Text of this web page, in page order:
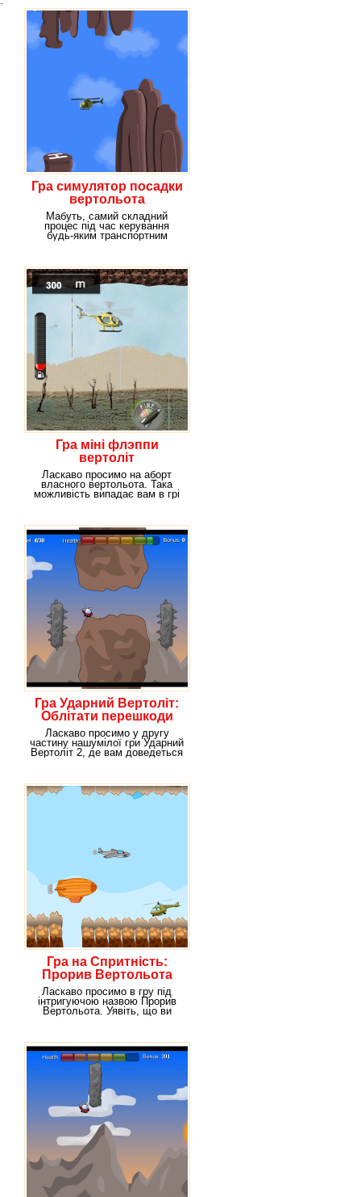
Гра симулятор посадки
вертольота
Мабуть, самий складний
процес під час керування
будь-яким транспортним
Гра міні флэппи
вертоліт
Ласкаво просимо на аборт
власного вертольота. Така
можливість випадає вам в грі
Гра Ударний Вертоліт:
Облітати перешкоди
Ласкаво просимо у другу
частину нашумілої гри Ударний
Вертоліт 2, де вам доведеться
Гра на Спритність:
Прорив Вертольота
Ласкаво просимо в гру під
інтригуючою назвою Прорив
Вертольота. Уявіть, що ви